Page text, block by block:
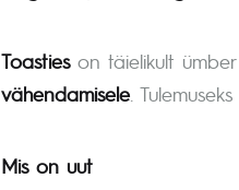
Toastieson täielikult ümber
vähendamisele .
Mis on uut